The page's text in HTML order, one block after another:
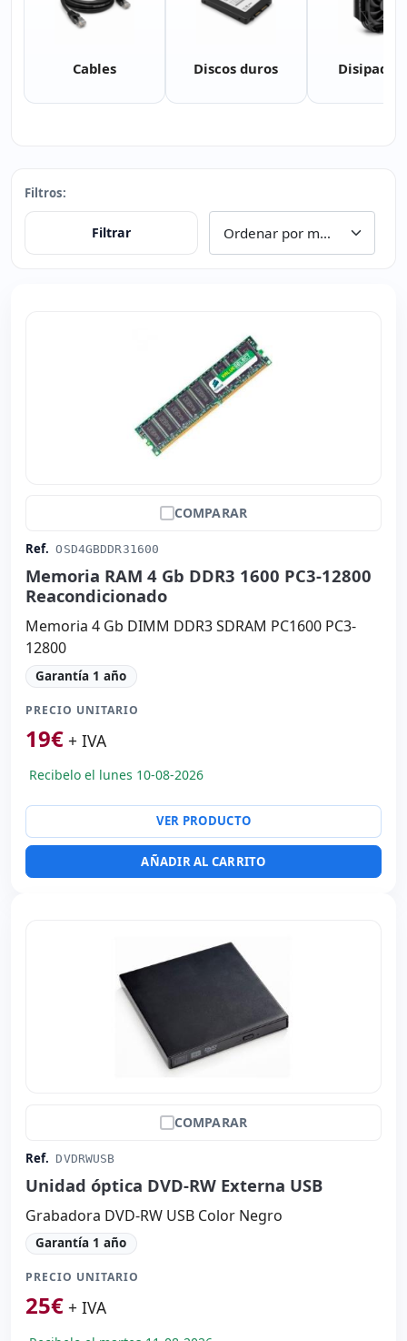
Cables Discos duros
Filtros:
Filtrar
COMPARAR
Ref. OSD4GBDDR31600
Memoria RAM 4 Gb DDR3 1600 PC3-12800
Reacondicionado
Memoria 4 Gb DIMM DDR3 SDRAM PC1600 PC3-
12800
Garantía 1 año
PRECIO UNITARIO
19€ + IVA
Recibelo el lunes 10-08-2026
VER PRODUCTO
AÑADIR AL CARRITO
COMPARAR
Ref. DVDRWUSB
Unidad óptica DVD-RW Externa USB
Grabadora DVD-RW USB Color Negro
Garantía 1 año
PRECIO UNITARIO
25€ + IVA